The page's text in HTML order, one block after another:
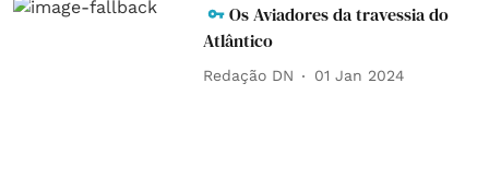
Os Aviadores da travessia do
Atlântico
Redação DN 01 Jan 2024